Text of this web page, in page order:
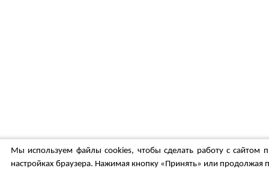
Мы используем файлы cookies, чтобы сделать работу с сайтом
настройках браузера. Нажимая кнопку «Принять» или продолжая